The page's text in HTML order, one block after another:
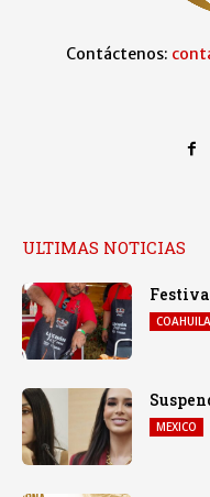
Contáctenos:
ULTIMAS NOTICIAS
COAHUILA
MEXICO